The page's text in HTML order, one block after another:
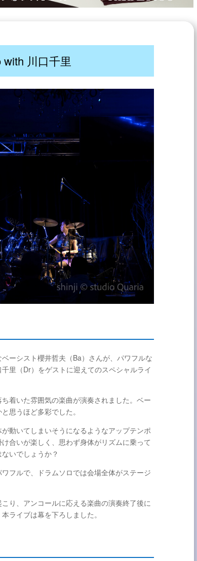
川口千里
ーシスト櫻井哲夫（Ba）さんが、パワフルな
里（Dr）をゲストに迎えてのスペシャルライ
着いた雰囲気の楽曲が演奏されました。ベー
思うほど多彩でした。
動いてしまいそうになるようなアップテンポ
合いが楽しく、思わず身体がリズムに乗って
いでしょうか？
フルで、ドラムソロでは会場全体がステージ
り、アンコールに応える楽曲の演奏終了後に
ライブは幕を下ろしました。